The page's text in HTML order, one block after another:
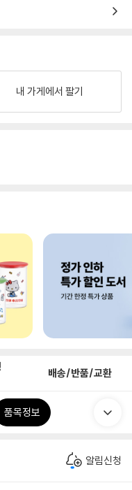
내 가게에서 팔기
배송/반품/교환
품목정보
알림신청